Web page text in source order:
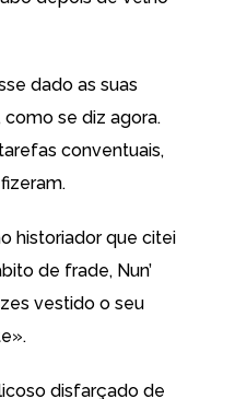
dado as suas
se diz agora.
conventuais,
historiador que citei
de frade, Nun’
vestido o seu
disfarçado de